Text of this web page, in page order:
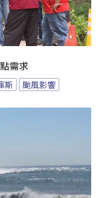
需求
斯 颱風影響